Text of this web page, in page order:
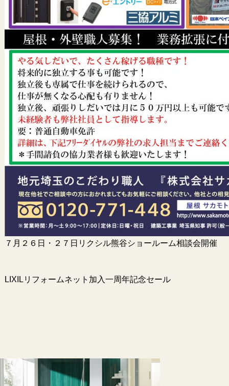
７月２６日・２７日リクシル熊谷ショールーム相談会開催
LIXILリフォームネット加入一周年記念セール